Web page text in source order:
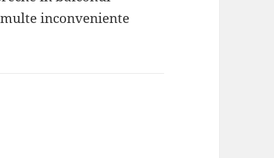
inconveniente